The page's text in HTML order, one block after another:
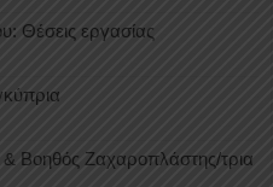
Θέσεις εργασίας
Βοηθός Ζαχαροπλάστης/τρια